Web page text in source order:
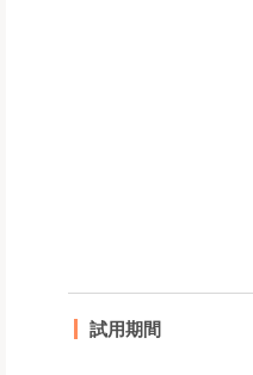
試用期間